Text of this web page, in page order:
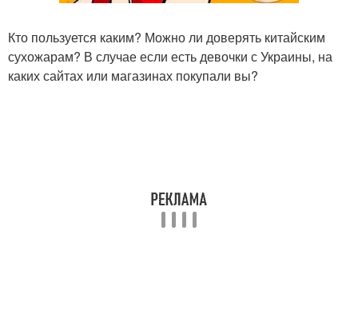
Кто пользуется каким? Можно ли доверять китайским
сухожарам? В случае если есть девочки с Украины, на
каких сайтах или магазинах покупали вы?